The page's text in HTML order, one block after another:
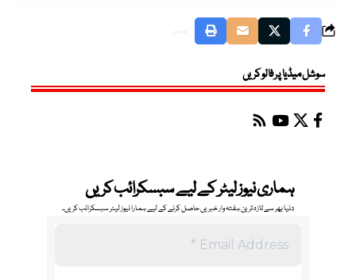
سوشل میڈیا پر فالو کریں
ہماری نیوز لیٹر کے لیے سبسکرائب کریں
دنیا بھر سے تازہ ترین ہفتہ وار خبریں حاصل کرنے کے لیے ہمارا نیوز لیٹر سبسکرائب کریں۔